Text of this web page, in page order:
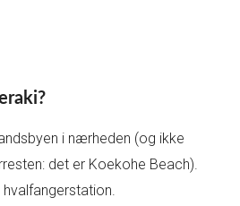
i nærheden (og ikke
det er Koekohe Beach).